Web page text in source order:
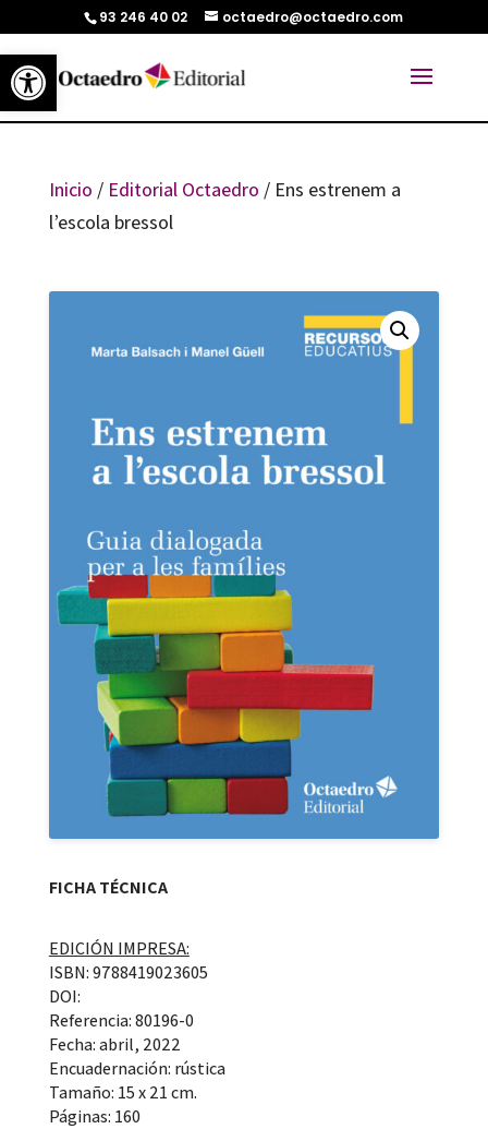
Abrir barra de herramientas
93 246 40 02 octaedro@octaedro.com
Inicio / Editorial Octaedro / Ens estrenem a
l’escola bressol
FICHA TÉCNICA
EDICIÓN IMPRESA:
ISBN: 9788419023605
DOI:
Referencia: 80196-0
Fecha: abril, 2022
Encuadernación: rústica
Tamaño: 15 x 21 cm.
Páginas: 160